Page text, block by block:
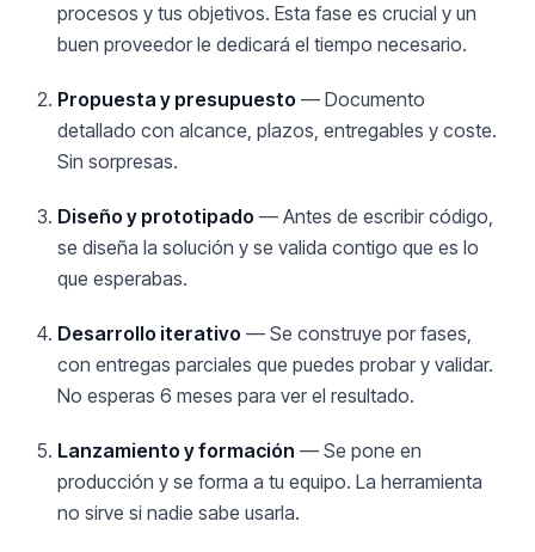
procesos y tus objetivos. Esta fase es crucial y un
buen proveedor le dedicará el tiempo necesario.
Propuesta y presupuesto — Documento
detallado con alcance, plazos, entregables y coste.
Sin sorpresas.
Diseño y prototipado — Antes de escribir código,
se diseña la solución y se valida contigo que es lo
que esperabas.
Desarrollo iterativo — Se construye por fases,
con entregas parciales que puedes probar y validar.
No esperas 6 meses para ver el resultado.
Lanzamiento y formación — Se pone en
producción y se forma a tu equipo. La herramienta
no sirve si nadie sabe usarla.